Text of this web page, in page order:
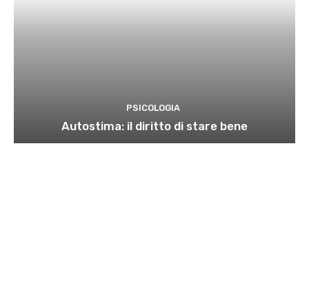
PSICOLOGIA
Autostima: il diritto di stare bene